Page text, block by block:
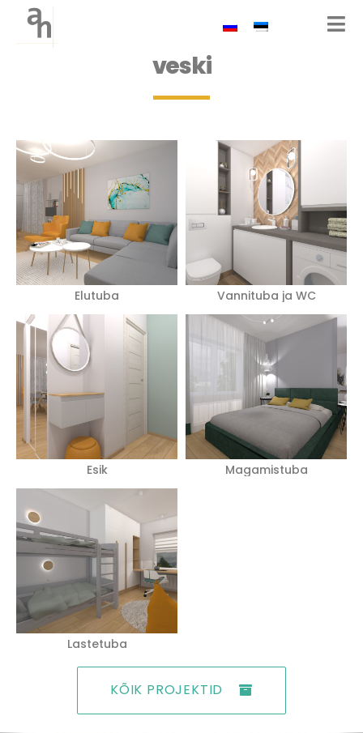
veski
Elutuba Vannituba ja WC
Esik Magamistuba
Lastetuba
KÕIK PROJEKTID